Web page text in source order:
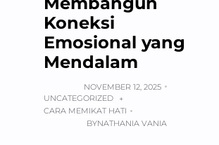
Koneksi
Emosional yang
Mendalam
NOVEMBER 12, 2025
UNCATEGORIZED
+
CARA MEMIKAT HATI
BYNATHANIA VANIA